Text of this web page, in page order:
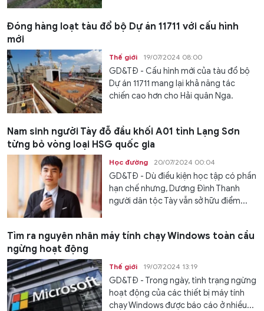
Đóng hàng loạt tàu đổ bộ Dự án 11711 với cấu hình
mới
Thế giới 19/07/2024 08:00
GD&TĐ - Cấu hình mới của tàu đổ bộ
Dự án 11711 mang lại khả năng tác
chiến cao hơn cho Hải quân Nga.
Nam sinh người Tày đỗ đầu khối A01 tỉnh Lạng Sơn
từng bỏ vòng loại HSG quốc gia
Học đường 20/07/2024 00:04
GD&TĐ - Dù điều kiện học tập có phần
hạn chế nhưng, Dương Đình Thanh
người dân tộc Tày vẫn sở hữu điểm...
Tìm ra nguyên nhân máy tính chạy Windows toàn cầu
ngừng hoạt động
Thế giới 19/07/2024 13:19
GD&TĐ - Trong ngày, tình trạng ngừng
hoạt động của các thiết bị máy tính
chạy Windows được báo cáo ở nhiều...